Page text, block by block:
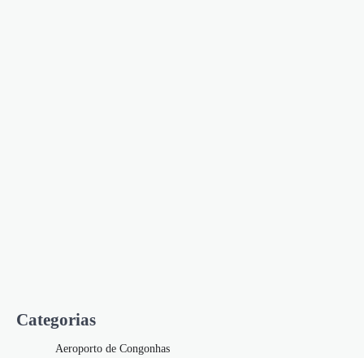
Categorias
Aeroporto de Congonhas